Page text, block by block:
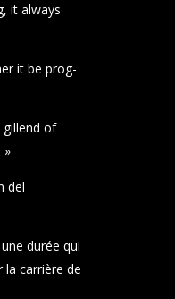
it always
it be prog-
gillend of
»
del
durée qui
la carrière de